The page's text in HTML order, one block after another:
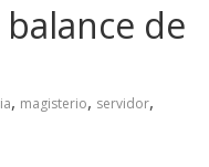
de
, magisterio, servidor,